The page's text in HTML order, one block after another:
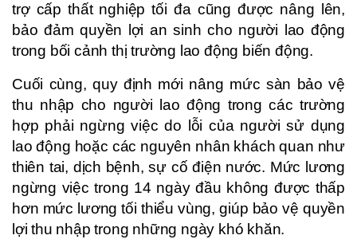
trợ cấp thất nghiệp tối đa cũng được nâng lên,
bảo đảm quyền lợi an sinh cho người lao động
trong bối cảnh thị trường lao động biến động.
Cuối cùng, quy định mới nâng mức sàn bảo vệ
thu nhập cho người lao động trong các trường
hợp phải ngừng việc do lỗi của người sử dụng
lao động hoặc các nguyên nhân khách quan như
thiên tai, dịch bệnh, sự cố điện nước. Mức lương
ngừng việc trong 14 ngày đầu không được thấp
hơn mức lương tối thiểu vùng, giúp bảo vệ quyền
lợi thu nhập trong những ngày khó khăn.